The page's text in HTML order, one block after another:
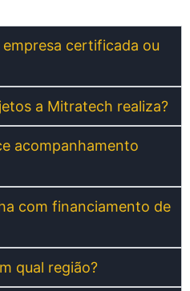
certificada ou
a Mitratech realiza?
acompanhamento
com financiamento de
qual região?